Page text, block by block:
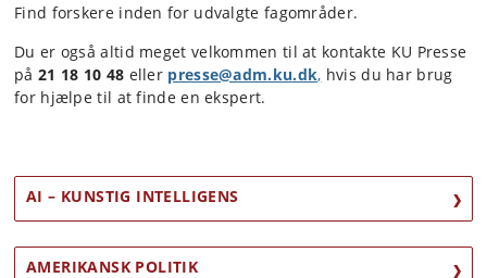
Find forskere inden for udvalgte fagområder.
Du er også altid meget velkommen til at kontakte KU Presse
på 21 18 10 48 eller presse@adm.ku.dk, hvis du har brug
for hjælpe til at finde en ekspert.
AI – KUNSTIG INTELLIGENS
AMERIKANSK POLITIK